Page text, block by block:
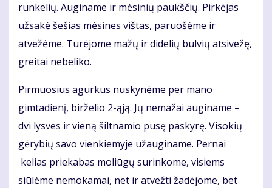
runkelių. Auginame ir mėsinių paukščių. Pirkėjas
užsakė šešias mėsines vištas, paruošėme ir
atvežėme. Turėjome mažų ir didelių bulvių atsivežę,
greitai nebeliko.
Pirmuosius agurkus nuskynėme per mano
gimtadienį, birželio 2-ąją. Jų nemažai auginame –
dvi lysves ir vieną šiltnamio pusę paskyrę. Visokių
gėrybių savo vienkiemyje užauginame. Pernai
kelias priekabas moliūgų surinkome, visiems
siūlėme nemokamai, net ir atvežti žadėjome, bet